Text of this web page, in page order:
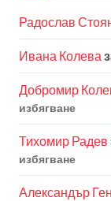
Радослав
Ивана Колева
Добромир
избягване
Тихомир Радев
избягване
Александър